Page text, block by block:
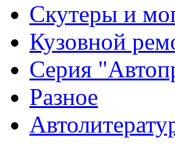
Скутеры и
Кузовной
Серия
Разное